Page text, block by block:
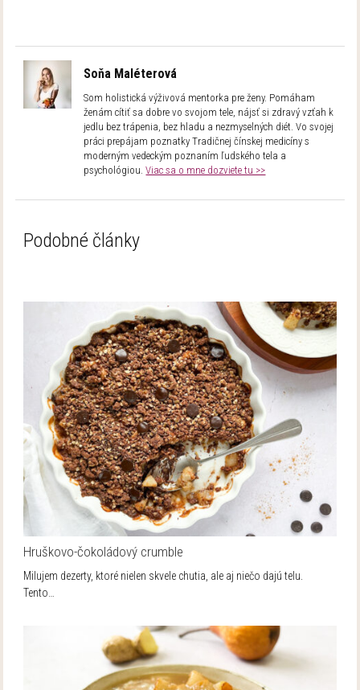
Soňa Maléterová
Som holistická výživová mentorka pre ženy. Pomáham
ženám cítiť sa dobre vo svojom tele, nájsť si zdravý vzťah k
jedlu bez trápenia, bez hladu a nezmyselných diét. Vo svojej
práci prepájam poznatky Tradičnej čínskej medicíny s
moderným vedeckým poznaním ľudského tela a
psychológiou.Viac sa o mne dozviete tu >>
Podobné články
Hruškovo-čokoládový crumble
Milujem dezerty, ktoré nielen skvele chutia, ale aj niečo dajú telu.
Tento…